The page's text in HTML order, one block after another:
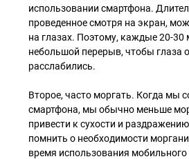
использовании смартфона.
проведенное смотря на экран,
на глазах. Поэтому, каждые 20-30
небольшой перерыв, чтобы глаза
расслабились.
Второе, часто моргать. Когда мы
смартфона, мы обычно меньше
привести к сухости и
помнить о необходимости
время использования мобильного